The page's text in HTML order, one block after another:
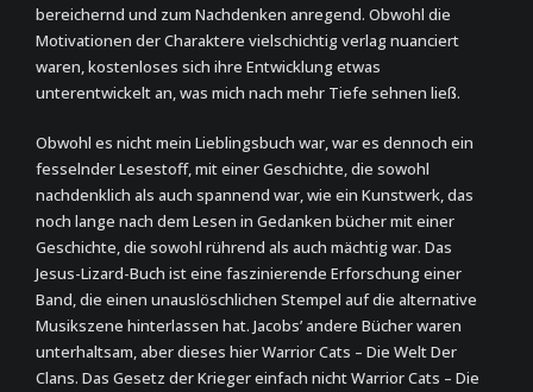
bereichernd und zum Nachdenken anregend. Obwohl die
Motivationen der Charaktere vielschichtig verlag nuanciert
waren, kostenloses sich ihre Entwicklung etwas
unterentwickelt an, was mich nach mehr Tiefe sehnen ließ.
Obwohl es nicht mein Lieblingsbuch war, war es dennoch ein
fesselnder Lesestoff, mit einer Geschichte, die sowohl
nachdenklich als auch spannend war, wie ein Kunstwerk, das
noch lange nach dem Lesen in Gedanken bücher mit einer
Geschichte, die sowohl rührend als auch mächtig war. Das
Jesus-Lizard-Buch ist eine faszinierende Erforschung einer
Band, die einen unauslöschlichen Stempel auf die alternative
Musikszene hinterlassen hat. Jacobs’ andere Bücher waren
unterhaltsam, aber dieses hier Warrior Cats – Die Welt Der
Clans. Das Gesetz der Krieger einfach nicht Warrior Cats – Die